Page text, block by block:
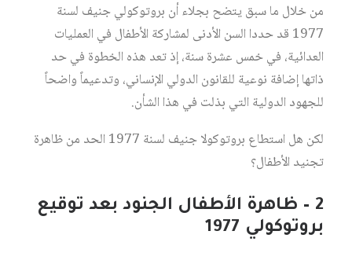
من خلال ما سبق يتضح بجلاء أن بروتوكولي جنيف لسنة
1977 قد حددا السن الأدنى لمشاركة الأطفال في العمليات
العدائية، في خمس عشرة سنة، إذ تعد هذه الخطوة في حد
ذاتها إضافة نوعية للقانون الدولي الإنساني، وتدعيماً واضحاً
للجهود الدولية التي بذلت في هذا الشأن.
لكن هل استطاع بروتوكولا جنيف لسنة 1977 الحد من ظاهرة
تجنيد الأطفال؟
2 – ظاهرة الأطفال الجنود بعد توقيع
بروتوكولي 1977